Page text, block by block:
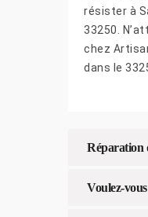
résister à
33250.
chez
dans le
Réparation
Voulez-